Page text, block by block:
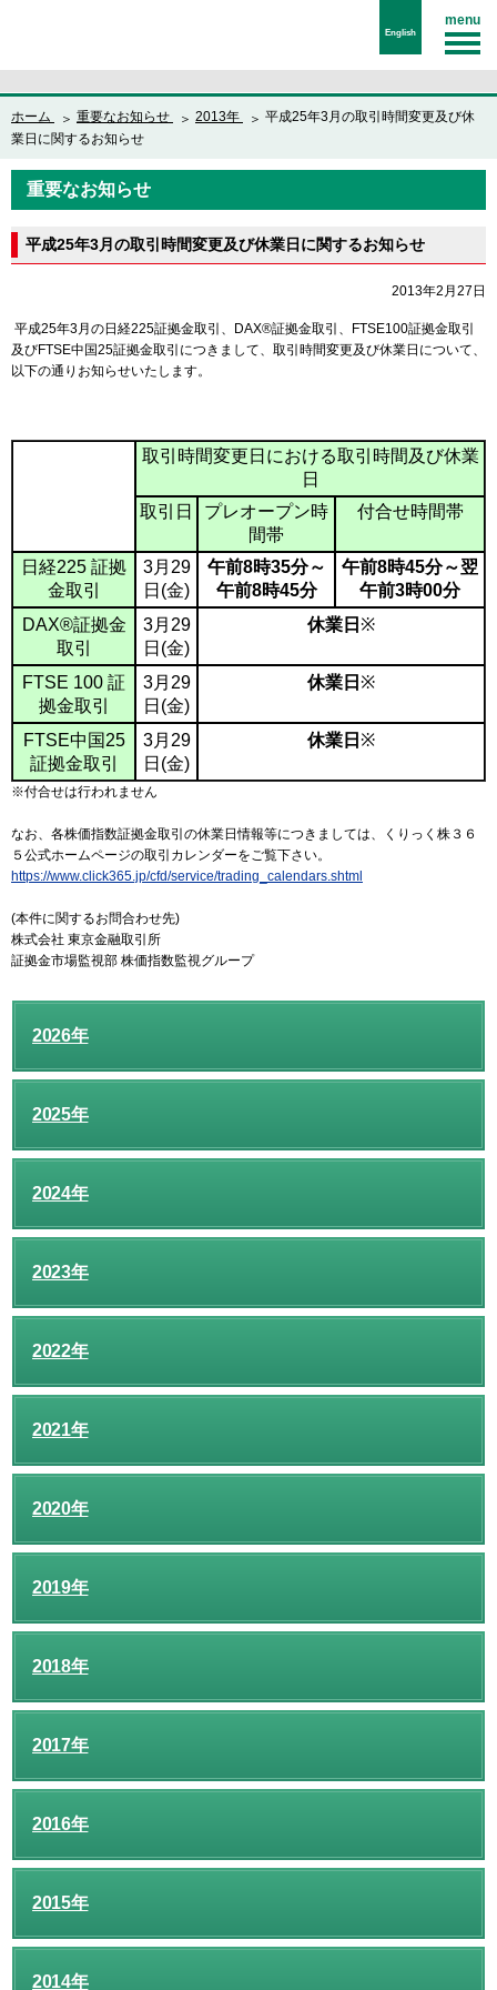
English
ホーム 重要なお知らせ 2013年
平成25年3月の取引時間変更及び休
業日に関するお知らせ
重要なお知らせ
平成25年3月の取引時間変更及び休業日に関するお知らせ
2013年2月27日
平成25年3月の日経225証拠金取引、DAX®証拠金取引、FTSE100証拠金取引
及びFTSE中国25証拠金取引につきまして、取引時間変更及び休業日について、
以下の通りお知らせいたします。
取引時間変更日における取引時間及び休業
日
取引日
プレオープン時
間帯
付合せ時間帯
日経225 証拠
金取引
3月29
日(金)
午前8時35分～
午前8時45分
午前8時45分～翌
午前3時00分
DAX®証拠金
取引
3月29
日(金)
休業日 ※
FTSE 100 証
拠金取引
3月29
日(金)
休業日 ※
FTSE中国25
証拠金取引
3月29
日(金)
休業日 ※
※付合せは行われません
なお、各株価指数証拠金取引の休業日情報等につきましては、くりっく株３６
５公式ホームページの取引カレンダーをご覧下さい。
https://www.click365.jp/cfd/service/trading_calendars.shtml
(本件に関するお問合わせ先)
株式会社 東京金融取引所
証拠金市場監視部 株価指数監視グループ
2026年
2025年
2024年
2023年
2022年
2021年
2020年
2019年
2018年
2017年
2016年
2015年
2014年
menu